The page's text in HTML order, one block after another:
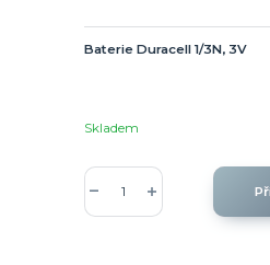
Baterie Duracell 1/3N, 3V
Skladem